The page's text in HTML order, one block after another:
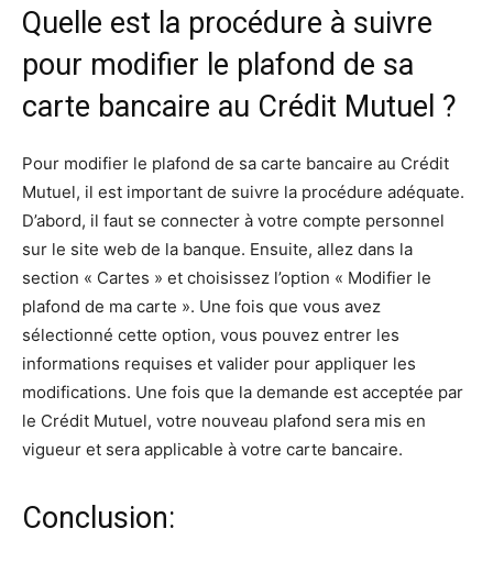
Quelle est la procédure à suivre
pour modifier le plafond de sa
carte bancaire au Crédit Mutuel ?
Pour modifier le plafond de sa carte bancaire au Crédit
Mutuel, il est important de suivre la procédure adéquate.
D’abord, il faut se connecter à votre compte personnel
sur le site web de la banque. Ensuite, allez dans la
section « Cartes » et choisissez l’option « Modifier le
plafond de ma carte ». Une fois que vous avez
sélectionné cette option, vous pouvez entrer les
informations requises et valider pour appliquer les
modifications. Une fois que la demande est acceptée par
le Crédit Mutuel, votre nouveau plafond sera mis en
vigueur et sera applicable à votre carte bancaire.
Conclusion: